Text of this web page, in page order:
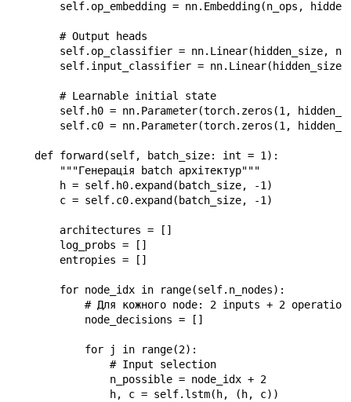
self.op_embedding = nn.Embedding(n_ops,
        # Output heads
self.op_classifier = nn.Linear(hidden_size,
self.input_classifier =
        # Learnable initial state
self.h0 = nn.Parameter(torch.zeros(1,
self.c0 = nn.Parameter(torch.zeros(1,
    def forward(self, batch_size: int = 1):
        """Генерація batch архітектур"""
        h = self.h0.expand(batch_size, -1)
        c = self.c0.expand(batch_size, -1)
        architectures = []
        log_probs = []
        entropies = []
        for node_idx in range(self.n_nodes):
# Для кожного node: 2 inputs + 2
            node_decisions = []
            for j in range(2):
                # Input selection
                n_possible = node_idx + 2
                h, c = self.lstm(h, (h, c))